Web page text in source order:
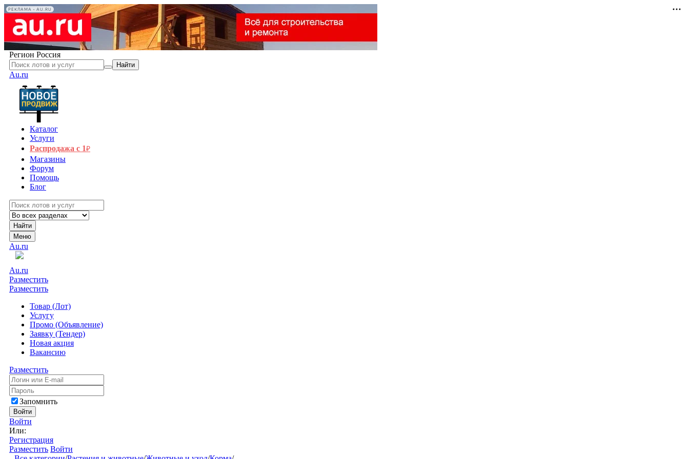
РЕКЛАМА • AU.RU
Регион Россия
Найти
Au.ru
Каталог
Услуги
Распродажа с 1₽
Магазины
Форум
Помощь
Блог
Найти
Меню
Au.ru
Au.ru
Разместить
Разместить
Товар (Лот)
Услугу
Промо (Объявление)
Заявку (Тендер)
Новая акция
Вакансию
Разместить
Запомнить
Войти
Войти
Или:
Регистрация
Разместить Войти